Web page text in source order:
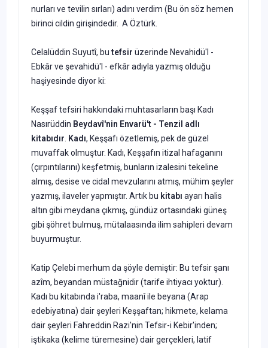
nurları ve tevilin sırları) adını verdim (Bu ön söz hemen
birinci cildin girişindedir. A Öztürk.
Celalüddin Suyutî, butefsir üzerinde Nevahidü'l -
Ebkâr ve şevahidü'l - efkâr adıyla yazmış olduğu
haşiyesinde diyor ki:
Keşşaf tefsiri hakkındaki muhtasarların başı Kadı
Nasırüddin Beydavî'nin Envarü't - Tenzil adlı
kitabıdır Kadı, Keşşafı özetlemiş, pek de güzel
muvaffak olmuştur. Kadı, Keşşafın itizal hafaganını
(çır­pıntılarını) keşfetmiş, bunların izalesini tekeline
almış, desise ve cidal mevzularını atmış, mühim şeyler
yazmış, ilaveler yapmıştır. Artık bu kitabı ayarı halis
altın gibi meydana çıkmış, gündüz ortasındaki güneş
gibi şöhret bulmuş, mütalaasında ilim sahipleri devam
buyurmuştur.
Katip Çelebi merhum da şöyle demiştir: Bu tefsir şanı
azîm, be­yandan müstağnidir (tarife ihtiyacı yoktur).
Kadı bu kitabında i'raba, maanî ile beyana (Arap
edebiyatına) dair şeyleri Keşşaftan; hikmete, kelama
dair şeyleri Fahreddin Razi'nin Tefsir-i Kebir'inden;
iştikaka (kelime türemesine) dair gerçekleri, latif